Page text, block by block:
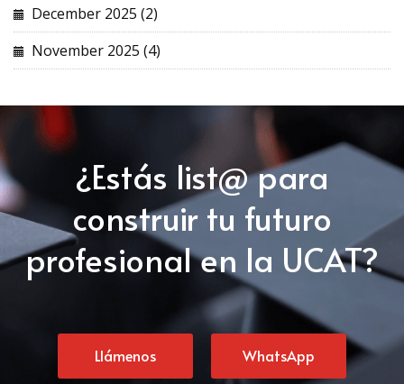
December 2025 (2)
November 2025 (4)
¿Estás list@ para
construir tu futuro
profesional en la UCAT?
Llámenos WhatsApp